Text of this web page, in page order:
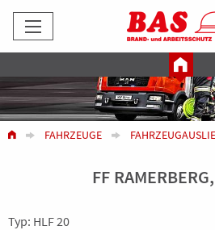
FAHRZEUGE
FF
Typ: HLF 20